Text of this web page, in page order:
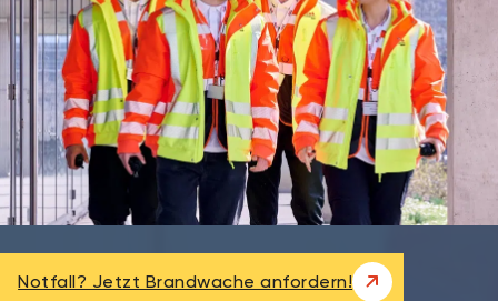
Notfall? Jetzt Brandwache anfordern!